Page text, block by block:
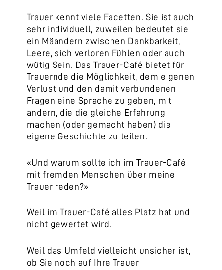
Trauer kennt viele Facetten. Sie ist auch
sehr individuell, zuweilen bedeutet sie
ein Mäandern zwischen Dankbarkeit,
Leere, sich verloren Fühlen oder auch
wütig Sein. Das Trauer-Café bietet für
Trauernde die Möglichkeit, dem eigenen
Verlust und den damit verbundenen
Fragen eine Sprache zu geben, mit
andern, die die gleiche Erfahrung
machen (oder gemacht haben) die
eigene Geschichte zu teilen.
«Und warum sollte ich im Trauer-Café
mit fremden Menschen über meine
Trauer reden?»
Weil im Trauer-Café alles Platz hat und
nicht gewertet wird.
Weil das Umfeld vielleicht unsicher ist,
ob Sie noch auf Ihre Trauer